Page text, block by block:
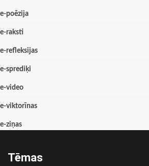
e-poēzija
e-raksti
e-refleksijas
e-sprediķi
e-video
e-viktorīnas
e-ziņas
Tēmas